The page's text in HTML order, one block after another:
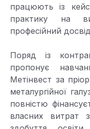
працюють із
практику на
професійний
Поряд із
пропонує
Метінвест за
металургійної
повністю
власних витрат